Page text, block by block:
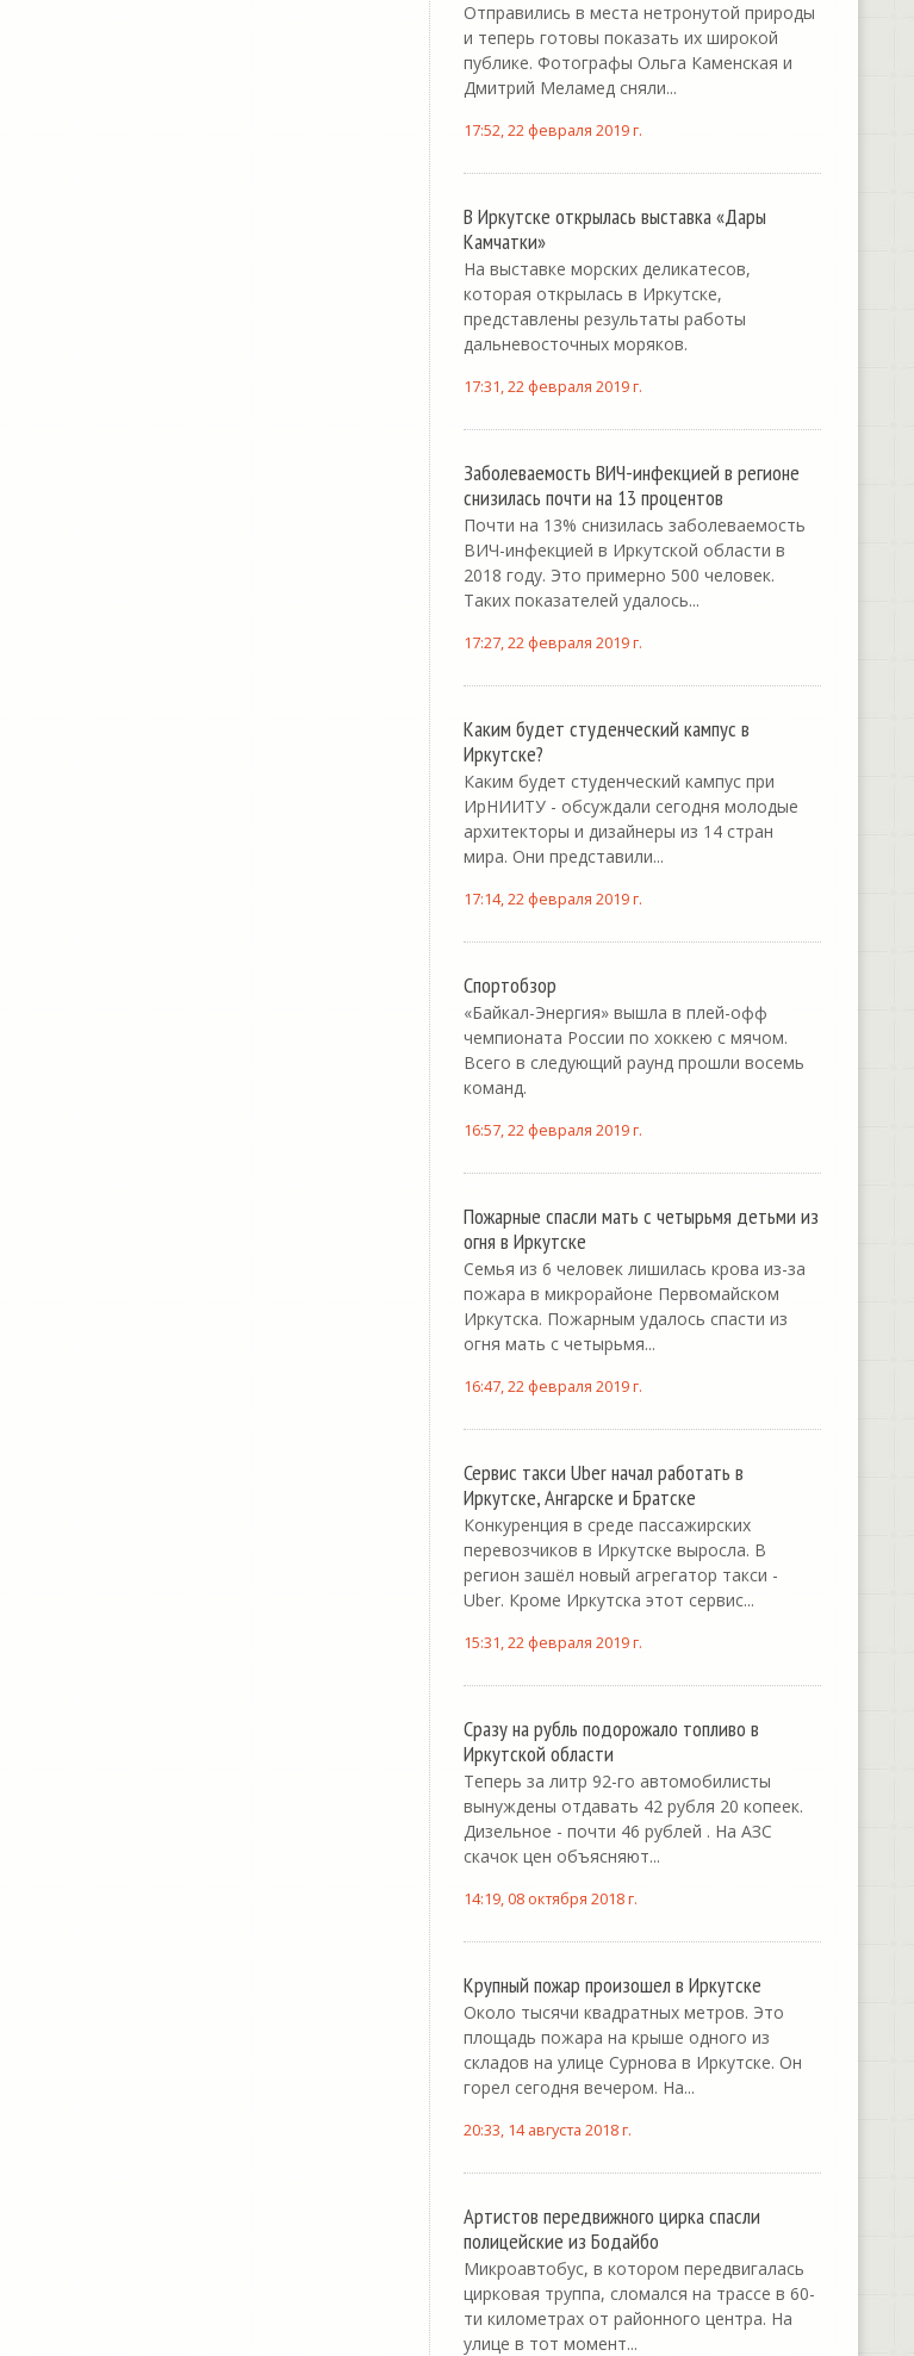
Отправились в места нетронутой природы
и теперь готовы показать их широкой
публике. Фотографы Ольга Каменская и
Дмитрий Меламед сняли...
17:52, 22 февраля 2019 г.
В Иркутске открылась выставка «Дары
Камчатки»
На выставке морских деликатесов,
которая открылась в Иркутске,
представлены результаты работы
дальневосточных моряков.
17:31, 22 февраля 2019 г.
Заболеваемость ВИЧ-инфекцией в регионе
снизилась почти на 13 процентов
Почти на 13% снизилась заболеваемость
ВИЧ-инфекцией в Иркутской области в
2018 году. Это примерно 500 человек.
Таких показателей удалось...
17:27, 22 февраля 2019 г.
Каким будет студенческий кампус в
Иркутске?
Каким будет студенческий кампус при
ИрНИИТУ - обсуждали сегодня молодые
архитекторы и дизайнеры из 14 стран
мира. Они представили...
17:14, 22 февраля 2019 г.
Спортобзор
«Байкал-Энергия» вышла в плей-офф
чемпионата России по хоккею с мячом.
Всего в следующий раунд прошли восемь
команд.
16:57, 22 февраля 2019 г.
Пожарные спасли мать с четырьмя детьми из
огня в Иркутске
Семья из 6 человек лишилась крова из-за
пожара в микрорайоне Первомайском
Иркутска. Пожарным удалось спасти из
огня мать с четырьмя...
16:47, 22 февраля 2019 г.
Сервис такси Uber начал работать в
Иркутске, Ангарске и Братске
Конкуренция в среде пассажирских
перевозчиков в Иркутске выросла. В
регион зашёл новый агрегатор такси -
Uber. Кроме Иркутска этот сервис...
15:31, 22 февраля 2019 г.
Сразу на рубль подорожало топливо в
Иркутской области
Теперь за литр 92-го автомобилисты
вынуждены отдавать 42 рубля 20 копеек.
Дизельное - почти 46 рублей . На АЗС
скачок цен объясняют...
14:19, 08 октября 2018 г.
Крупный пожар произошел в Иркутске
Около тысячи квадратных метров. Это
площадь пожара на крыше одного из
складов на улице Сурнова в Иркутске. Он
горел сегодня вечером. На...
20:33, 14 августа 2018 г.
Артистов передвижного цирка спасли
полицейские из Бодайбо
Микроавтобус, в котором передвигалась
цирковая труппа, сломался на трассе в 60-
ти километрах от районного центра. На
улице в тот момент...